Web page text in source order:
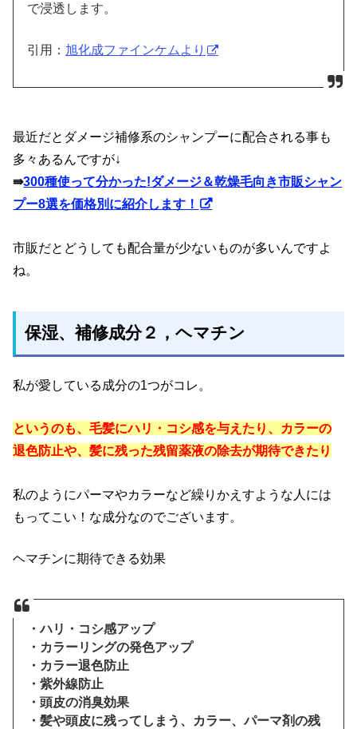
で浸透します。
引用： 旭化成ファインケムより
最近だとダメージ補修系のシャンプーに配合される事も
多々あるんですが↓
⇛300種使って分かった!ダメージ＆乾燥毛向き市販シャン
プー8選を価格別に紹介します！
市販だとどうしても配合量が少ないものが多いんですよ
ね。
保湿、補修成分２，ヘマチン
私が愛している成分の1つがコレ。
というのも、毛髪にハリ・コシ感を与えたり、カラーの
退色防止や、髪に残った残留薬液の除去が期待できたり
私のようにパーマやカラーなど繰りかえすような人には
もってこい！な成分なのでございます。
ヘマチンに期待できる効果
・ハリ・コシ感アップ
・カラーリングの発色アップ
・カラー退色防止
・紫外線防止
・頭皮の消臭効果
・髪や頭皮に残ってしまう、カラー、パーマ剤の残